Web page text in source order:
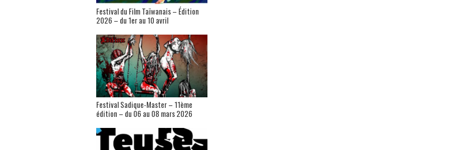
Festival du Film Taïwanais – Édition
2026 – du 1er au 10 avril
Festival Sadique-Master – 11ème
édition – du 06 au 08 mars 2026